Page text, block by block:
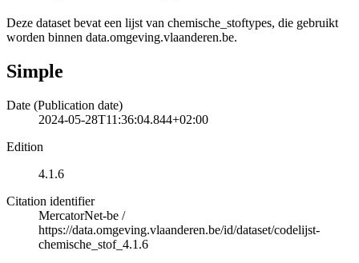
Deze dataset bevat een lijst van chemische_stoftypes, die gebruikt
worden binnen data.omgeving.vlaanderen.be.
Simple
Date (Publication date)
2024-05-28T11:36:04.844+02:00
Edition
4.1.6
Citation identifier
MercatorNet-be /
https://data.omgeving.vlaanderen.be/id/dataset/codelijst-
chemische_stof_4.1.6